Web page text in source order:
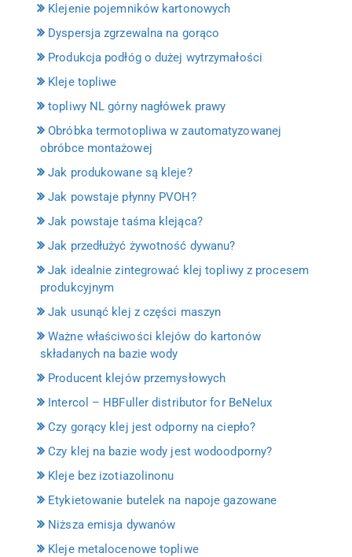
Klejenie pojemników kartonowych
Dyspersja zgrzewalna na gorąco
Produkcja podłóg o dużej wytrzymałości
Kleje topliwe
topliwy NL górny nagłówek prawy
Obróbka termotopliwa w zautomatyzowanej
obróbce montażowej
Jak produkowane są kleje?
Jak powstaje płynny PVOH?
Jak powstaje taśma klejąca?
Jak przedłużyć żywotność dywanu?
Jak idealnie zintegrować klej topliwy z procesem
produkcyjnym
Jak usunąć klej z części maszyn
Ważne właściwości klejów do kartonów
składanych na bazie wody
Producent klejów przemysłowych
Intercol – HBFuller distributor for BeNelux
Czy gorący klej jest odporny na ciepło?
Czy klej na bazie wody jest wodoodporny?
Kleje bez izotiazolinonu
Etykietowanie butelek na napoje gazowane
Niższa emisja dywanów
Kleje metalocenowe topliwe